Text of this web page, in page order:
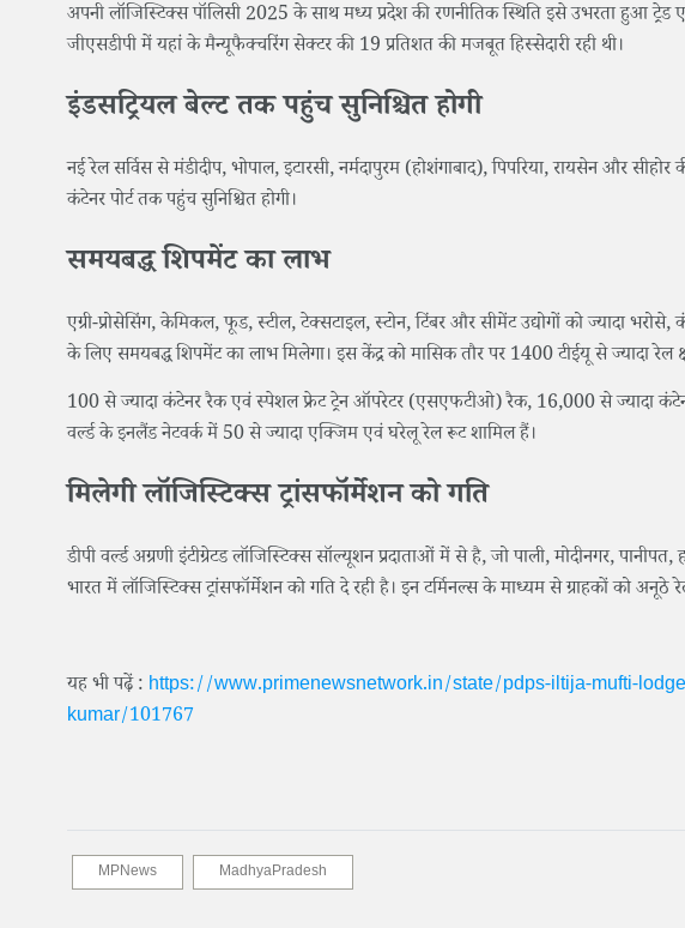
अपनी लॉजिस्टिक्स पॉलिसी 2025 के साथ मध्य प्रदेश की रणनीतिक स्थिति इसे उभरता हुआ ट्रेड
जीएसडीपी में यहां के मैन्यूफैक्चरिंग सेक्टर की 19 प्रतिशत की मजबूत हिस्सेदारी रही थी।
इंडसट्रियल बेल्ट तक पहुंच सुनिश्चित होगी
नई रेल सर्विस से मंडीदीप, भोपाल, इटारसी, नर्मदापुरम (होशंगाबाद), पिपरिया, रायसेन और
कंटेनर पोर्ट तक पहुंच सुनिश्चित होगी।
समयबद्ध शिपमेंट का लाभ
एग्री-प्रोसेसिंग, केमिकल, फूड, स्टील, टेक्सटाइल, स्टोन, टिंबर और सीमेंट उद्योगों को ज्यादा
के लिए समयबद्ध शिपमेंट का लाभ मिलेगा। इस केंद्र को मासिक तौर पर 1400 टीईयू से ज्यादा
100 से ज्यादा कंटेनर रैक एवं स्पेशल फ्रेट ट्रेन ऑपरेटर (एसएफटीओ) रैक, 16,000 से ज्यादा
वर्ल्ड के इनलैंड नेटवर्क में 50 से ज्यादा एक्जिम एवं घरेलू रेल रूट शामिल हैं।
मिलेगी लॉजिस्टिक्स ट्रांसफॉर्मेशन को गति
डीपी वर्ल्ड अग्रणी इंटीग्रेटड लॉजिस्टिक्स सॉल्यूशन प्रदाताओं में से है, जो पाली, मोदीनगर,
भारत में लॉजिस्टिक्स ट्रांसफॉर्मेशन को गति दे रही है। इन टर्मिनल्स के माध्यम से ग्राहकों को
यह भी पढ़ें : https://www.primenewsnetwork.in/state/pdps-iltija-mufti-
kumar/101767
MPNews MadhyaPradesh